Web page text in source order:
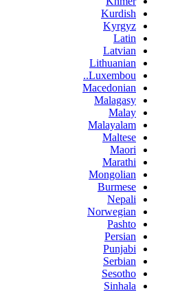
Kurdish
Kyrgyz
Latin
Latvian
Lithuanian
Luxembou..
Macedonian
Malagasy
Malay
Malayalam
Maltese
Maori
Marathi
Mongolian
Burmese
Nepali
Norwegian
Pashto
Persian
Punjabi
Serbian
Sesotho
Sinhala